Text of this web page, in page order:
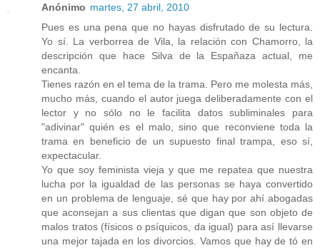
Anónimo martes, 27 abril, 2010
Pues es una pena que no hayas disfrutado de su lectura.
Yo sí. La verborrea de Vila, la relación con Chamorro, la
descripción que hace Silva de la Españaza actual, me
encanta.
Tienes razón en el tema de la trama. Pero me molesta más,
mucho más, cuando el autor juega deliberadamente con el
lector y no sólo no le facilita datos subliminales para
"adivinar" quién es el malo, sino que reconviene toda la
trama en beneficio de un supuesto final trampa, eso sí,
expectacular.
Yo que soy feminista vieja y que me repatea que nuestra
lucha por la igualdad de las personas se haya convertido
en un problema de lenguaje, sé que hay por ahí abogadas
que aconsejan a sus clientas que digan que son objeto de
malos tratos (físicos o psíquicos, da igual) para así llevarse
una mejor tajada en los divorcios. Vamos que hay de tó en